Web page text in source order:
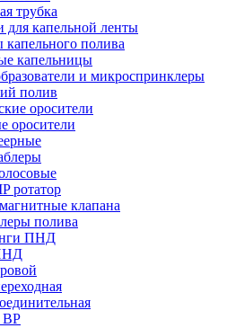
трубка
для капельной ленты
полива
капельницы
и микроспринклеры
полив
оросители
оросители
ротатор
клапана
полива
ПНД
ВР